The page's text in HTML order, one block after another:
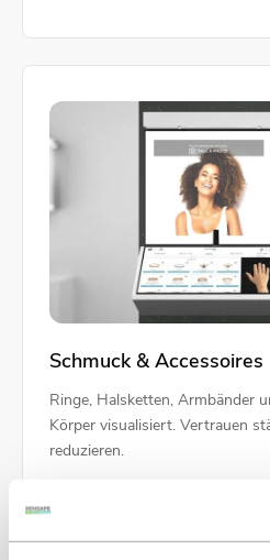
Schmuck & Accessoires
Ringe, Halsketten, Armbänder
Körper visualisiert. Vertrauen
reduzieren.